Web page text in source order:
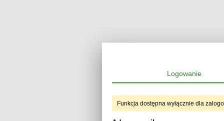
Logowanie
Funkcja dostępna wyłącznie dla